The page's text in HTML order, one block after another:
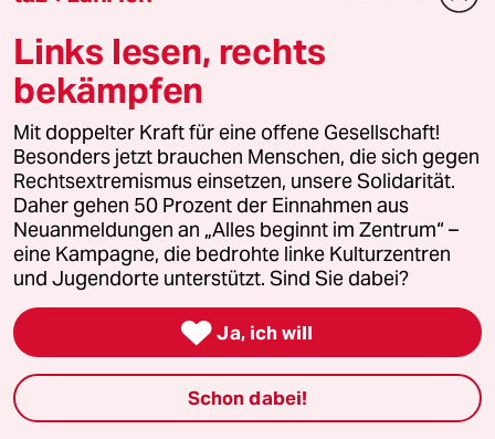
Sicherlich, da sind wir uns einig. Aus
heutiger Sicht wären die damaligen
Montagsdemos vielleicht eher so
kontrovers wie heute der Maidan zu
diskutieren, auch mit vergleichbaren
politischen Milieubetrachtungen.
H Hanne
10.01.2015,17:34 Uhr
@Age Krüger:
He, Sie widersprechen @DUDEL
KARL doch nicht, sondern Hr. Martin:
Hr. Martin sagt doch gerade, dass
Links lesen, rechts
bekämpfen
Mit doppelter Kraft für eine offene Gesellschaft!
Besonders jetzt brauchen Menschen, die sich gegen
Rechtsextremismus einsetzen, unsere Solidarität.
Daher gehen 50 Prozent der Einnahmen aus
Neuanmeldungen an „Alles beginnt im Zentrum“ –
eine Kampagne, die bedrohte linke Kulturzentren
und Jugendorte unterstützt. Sind Sie dabei?
 Ja, ich will
Schon dabei!